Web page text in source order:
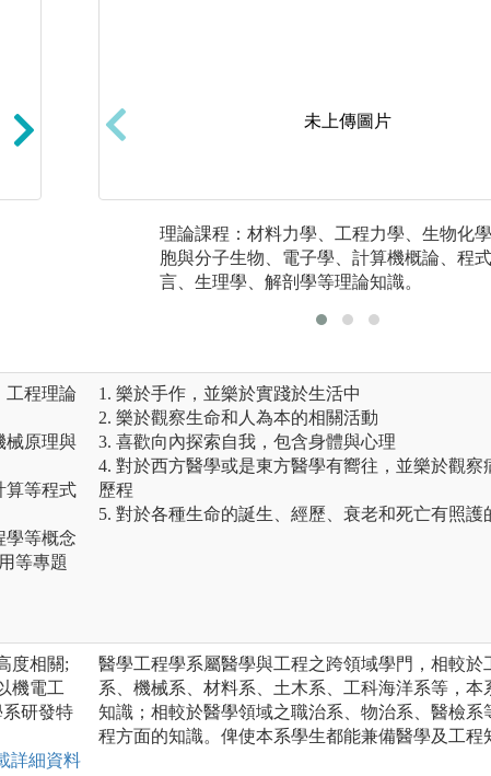
機械原理與製造: 包括力學、材料、熱流、設計與
機動學等機械原理與對應製造實習課程學習。
版權:生機系官網
未上傳圖片
理論課程：材料力學、工程力學、生物化
胞與分子生物、電子學、計算機概論、程
言、生理學、解剖學等理論知識。
工程理論
械原理與
算等程式
學等概念
等專題
1. 樂於手作，並樂於實踐於生活中
2. 樂於觀察生命和人為本的相關活動
3. 喜歡向內探索自我，包含身體與心理
4. 對於西方醫學或是東方醫學有嚮往，並樂於觀察
歷程
5. 對於各種生命的誕生、經歷、衰老和死亡有照護
度相關;
機電工
研發特
詳細資料
醫學工程學系屬醫學與工程之跨領域學門，相較於
系、機械系、材料系、土木系、工科海洋系等，本
知識；相較於醫學領域之職治系、物治系、醫檢系
程方面的知識。俾使本系學生都能兼備醫學及工程